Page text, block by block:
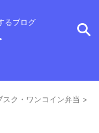
るブログ
スク・ワンコイン弁当 >